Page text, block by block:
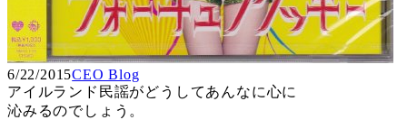
6/22/2015CEO Blog
アイルランド民謡がどうしてあんなに心に
沁みるのでしょう。